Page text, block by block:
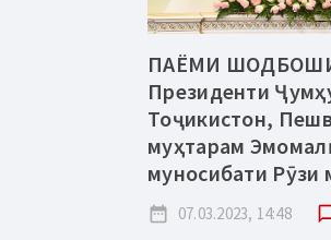
ПАЁМИ
Президенти
Тоҷикистон,
муҳтарам
муносибати Рӯзи
date_range 07.03.2023, 14:48